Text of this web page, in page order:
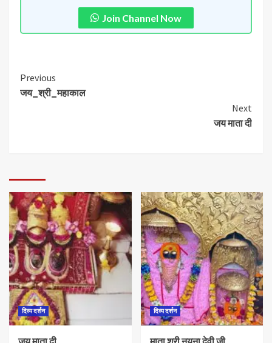
Join Channel Now
Previous
जय_श्री_महाकाल
Next
जय माता दी
दिव्य दर्शन दिव्य दर्शन